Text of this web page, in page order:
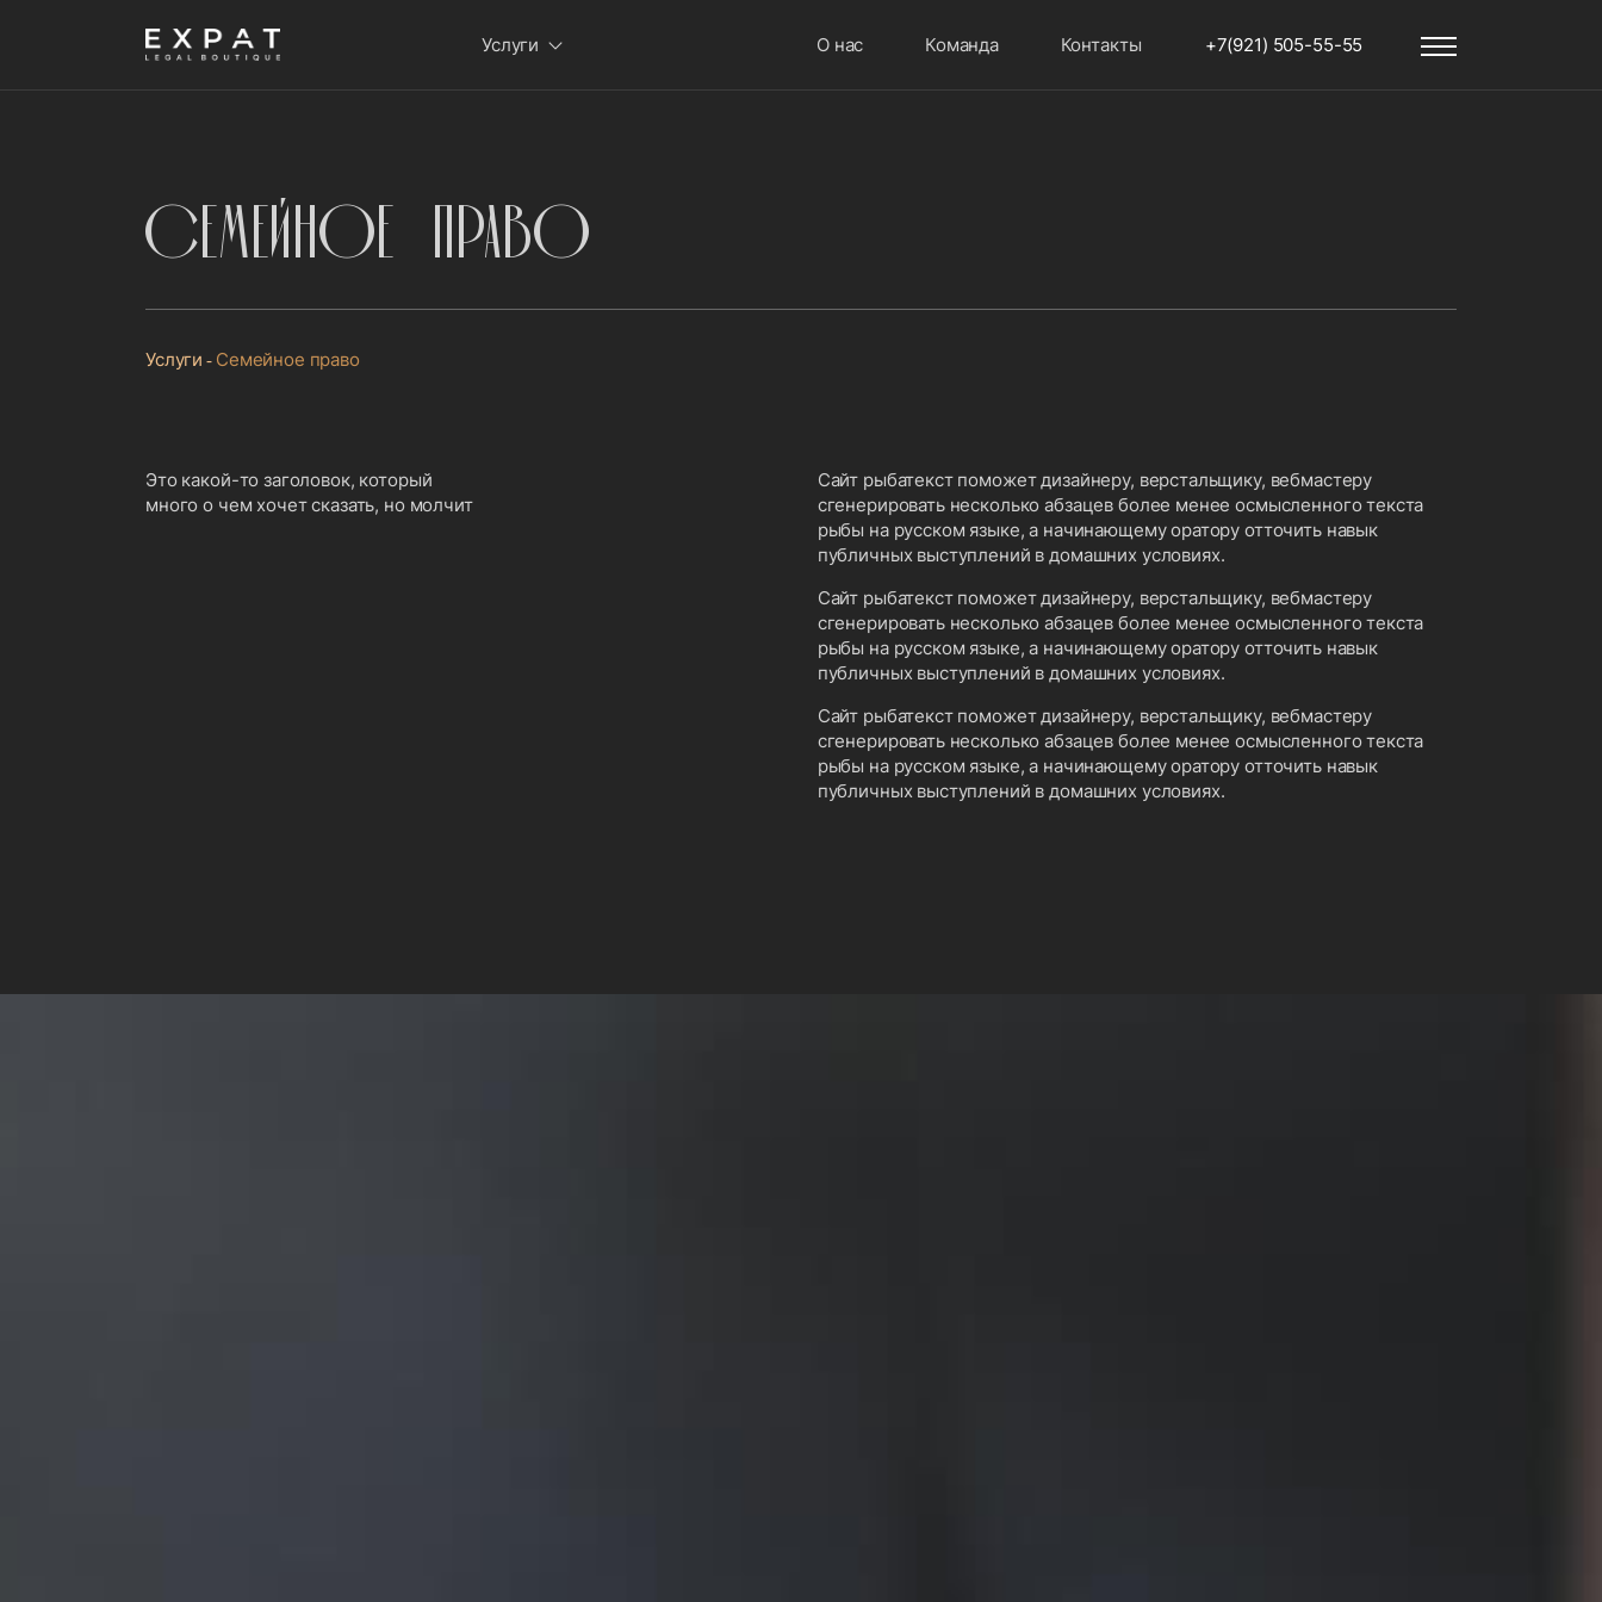
Услуги О нас Команда Контакты +7(921) 505-55-55
Menu
Семейное право
Услуги Семейное право
Это какой-то заголовок, который
много о чем хочет сказать, но молчит
Сайт рыбатекст поможет дизайнеру, верстальщику, вебмастеру
сгенерировать несколько абзацев более менее осмысленного текста
рыбы на русском языке, а начинающему оратору отточить навык
публичных выступлений в домашних условиях.
Сайт рыбатекст поможет дизайнеру, верстальщику, вебмастеру
сгенерировать несколько абзацев более менее осмысленного текста
рыбы на русском языке, а начинающему оратору отточить навык
публичных выступлений в домашних условиях.
Сайт рыбатекст поможет дизайнеру, верстальщику, вебмастеру
сгенерировать несколько абзацев более менее осмысленного текста
рыбы на русском языке, а начинающему оратору отточить навык
публичных выступлений в домашних условиях.